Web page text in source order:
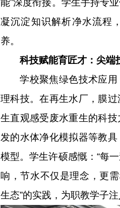
能”深度衔接。学生手持专
凝沉淀知识解析净水流程
养。
科技赋能育匠才：尖端
学校聚焦绿色技术应
理科技。在再生水厂，膜
生直观感受废水重生的科
发的水体净化模拟器等教
模型。学生许硕感慨：“每
响，节水不仅是理念，更
生态”的实践，为职教学子注